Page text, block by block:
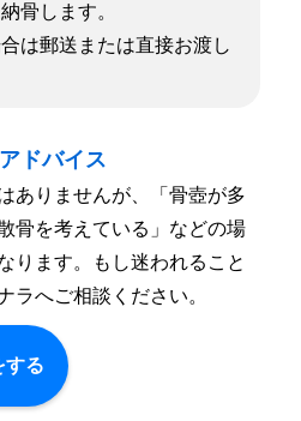
骨します。
は郵送または直接お渡し
ドバイス
ありませんが、「骨壺が多
骨を考えている」などの場
ります。もし迷われること
ラへご相談ください。
する